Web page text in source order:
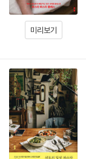
미리보기